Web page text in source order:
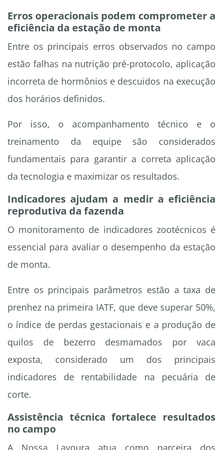
Erros operacionais podem comprometer a
eficiência da estação de monta
Entre os principais erros observados no campo
estão falhas na nutrição pré-protocolo, aplicação
incorreta de hormônios e descuidos na execução
dos horários definidos.
Por isso, o acompanhamento técnico e o
treinamento da equipe são considerados
fundamentais para garantir a correta aplicação
da tecnologia e maximizar os resultados.
Indicadores ajudam a medir a eficiência
reprodutiva da fazenda
O monitoramento de indicadores zootécnicos é
essencial para avaliar o desempenho da estação
de monta.
Entre os principais parâmetros estão a taxa de
prenhez na primeira IATF, que deve superar 50%,
o índice de perdas gestacionais e a produção de
quilos de bezerro desmamados por vaca
exposta, considerado um dos principais
indicadores de rentabilidade na pecuária de
corte.
Assistência técnica fortalece resultados
no campo